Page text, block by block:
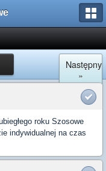
Następny
»
roku Szosowe
indywidualnej na czas